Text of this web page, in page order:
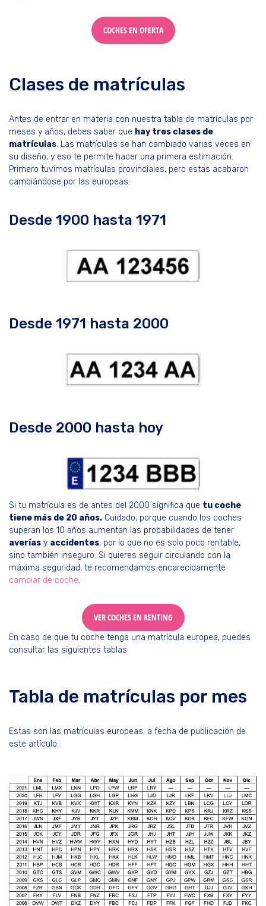
COCHES EN OFERTA
Clases de matrículas
Antes de entrar en materia con nuestra tabla de matrículas por
meses y años, debes saber que hay tres clases de
matrículas. Las matrículas se han cambiado varias veces en
su diseño, y eso te permite hacer una primera estimación.
Primero tuvimos matrículas provinciales, pero estas acabaron
cambiándose por las europeas:
Desde 1900 hasta 1971
Desde 1971 hasta 2000
Desde 2000 hasta hoy
Si tu matrícula es de antes del 2000 significa que tu coche
tiene más de 20 años. Cuidado, porque cuando los coches
superan los 10 años aumentan las probabilidades de tener
averías y accidentes, por lo que no es solo poco rentable,
sino también inseguro. Si quieres seguir circulando con la
máxima seguridad, te recomendamos encarecidamente
cambiar de coche.
VER COCHES EN RENTING
En caso de que tu coche tenga una matrícula europea, puedes
consultar las siguientes tablas:
Tabla de matrículas por mes
Estas son las matrículas europeas, a fecha de publicación de
este artículo: